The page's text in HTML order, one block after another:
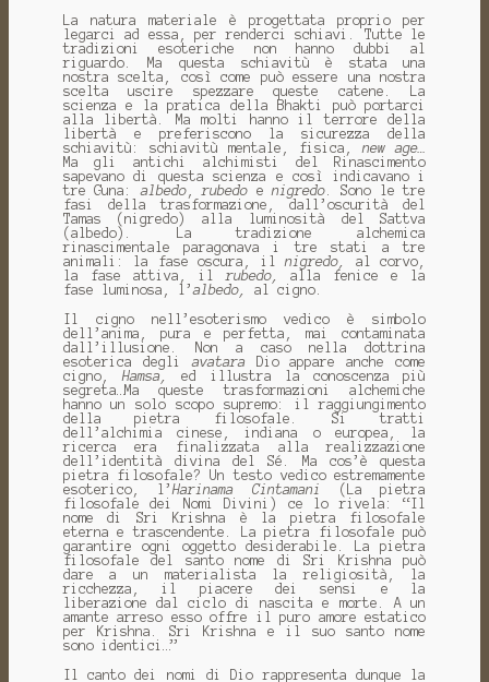
La natura materiale è progettata proprio per
legarci ad essa, per renderci schiavi. Tutte le
tradizioni esoteriche non hanno dubbi al
riguardo. Ma questa schiavitù è stata una
nostra scelta, così come può essere una nostra
scelta uscire spezzare queste catene. La
scienza e la pratica della Bhakti può portarci
alla libertà. Ma molti hanno il terrore della
libertà e preferiscono la sicurezza della
schiavitù: schiavitù mentale, fisica,new age…
Ma gli antichi alchimisti del Rinascimento
sapevano di questa scienza e così indicavano i
tre Guna:albedo,rubedo e nigredo. Sono le tre
fasi della trasformazione, dall’oscurità del
Tamas (nigredo) alla luminosità del Sattva
(albedo). La tradizione alchemica
rinascimentale paragonava i tre stati a tre
animali: la fase oscura, ilnigredo, al corvo,
la fase attiva, il rubedo,alla fenice e la
fase luminosa, l’albedo, al cigno.
Il cigno nell’esoterismo vedico è simbolo
dell’anima, pura e perfetta, mai contaminata
dall’illusione. Non a caso nella dottrina
esoterica degliavatara
Dio appare anche come
cigno, Hamsa,ed illustra la conoscenza più
segreta…Ma queste trasformazioni alchemiche
hanno un solo scopo supremo: il raggiungimento
della pietra filosofale. Si tratti
dell’alchimia cinese, indiana o europea, la
ricerca era finalizzata alla realizzazione
dell’identità divina del Sé. Ma cos’è questa
pietra filosofale? Un testo vedico estremamente
esoterico, l’Harinama Cintamani (La pietra
filosofale dei Nomi Divini) ce lo rivela: “Il
nome di Sri Krishna è la pietra filosofale
eterna e trascendente. La pietra filosofale può
garantire ogni oggetto desiderabile. La pietra
filosofale del santo nome di Sri Krishna può
dare a un materialista la religiosità, la
ricchezza, il piacere dei sensi e la
liberazione dal ciclo di nascita e morte. A un
amante arreso esso offre il puro amore estatico
per Krishna. Sri Krishna e il suo santo nome
sono identici…”
Il canto dei nomi di Dio rappresenta dunque la